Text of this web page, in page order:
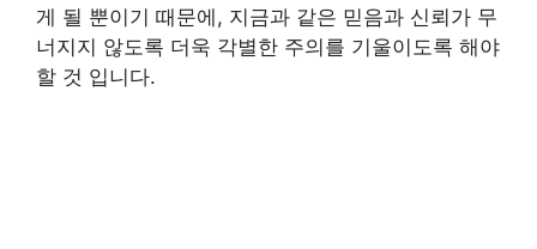
게 될 뿐이기 때문에, 지금과 같은 믿음과 신뢰가 무
너지지 않도록 더욱 각별한 주의를 기울이도록 해야
할 것 입니다.